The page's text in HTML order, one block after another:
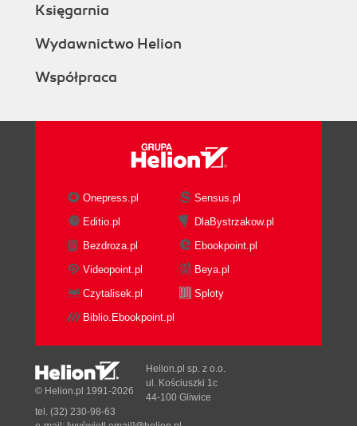
Księgarnia
Wydawnictwo Helion
Współpraca
Onepress.pl
Sensus.pl
Editio.pl
DlaBystrzakow.pl
Bezdroza.pl
Ebookpoint.pl
Videopoint.pl
Beya.pl
Czytalisek.pl
Sploty
Biblio.Ebookpoint.pl
© Helion.pl 1991-2026
Helion.pl sp. z o.o.
ul. Kościuszki 1c
44-100 Gliwice
tel. (32) 230-98-63